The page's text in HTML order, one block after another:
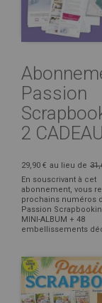
Passion
2
29,90 € au lieu de
En souscrivant à cet
abonnement, vous
prochains numéros
Passion
MINI-ALBUM + 48
embellissements